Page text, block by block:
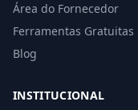
Área do Fornecedor
Ferramentas Gratuitas
Blog
INSTITUCIONAL